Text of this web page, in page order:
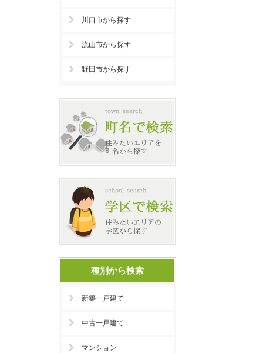
川口市から探す
流山市から探す
野田市から探す
種別から検索
新築一戸建て
中古一戸建て
マンション